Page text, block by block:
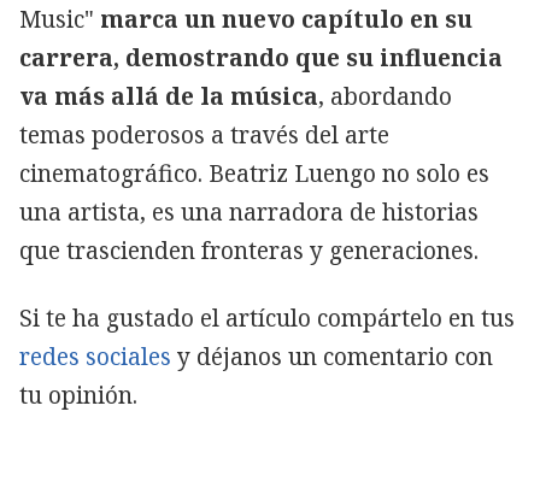
Music" marca un nuevo capítulo en su
carrera, demostrando que su influencia
va más allá de la música, abordando
temas poderosos a través del arte
cinematográfico. Beatriz Luengo no solo es
una artista, es una narradora de historias
que trascienden fronteras y generaciones.
Si te ha gustado el artículo compártelo en tus
redes sociales y déjanos un comentario con
tu opinión.